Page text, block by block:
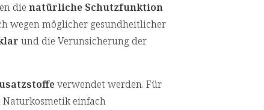
die natürliche Schutzfunktion
wegen möglicher gesundheitlicher
und die Verunsicherung der
verwendet werden. Für
Naturkosmetik einfach